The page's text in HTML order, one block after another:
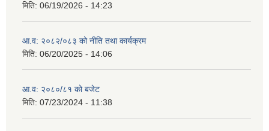
मिति: 06/19/2026 - 14:23
आ.व: २०८२/०८३ को नीति तथा कार्यक्रम
मिति: 06/20/2025 - 14:06
आ.व: २०८०/८१ को बजेट
मिति: 07/23/2024 - 11:38